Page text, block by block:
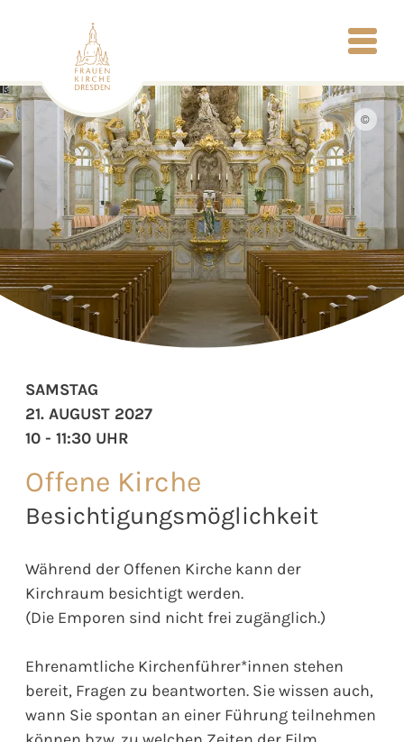
©
Offene Kirche
Besichtigungsmöglichkeit
Während der Offenen Kirche kann der
Kirchraum besichtigt werden.
(Die Emporen sind nicht frei zugänglich.)
Ehrenamtliche Kirchenführer*innen stehen
bereit, Fragen zu beantworten. Sie wissen auch,
wann Sie spontan an einer Führung teilnehmen
SAMSTAG
21. AUGUST 2027
10 - 11:30 UHR